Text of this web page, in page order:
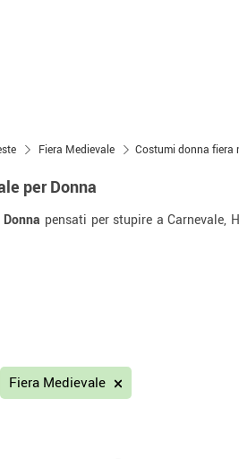
Fiera Medievale Costumi donna fiera
per Donna
pensati per stupire a
Fiera Medievale